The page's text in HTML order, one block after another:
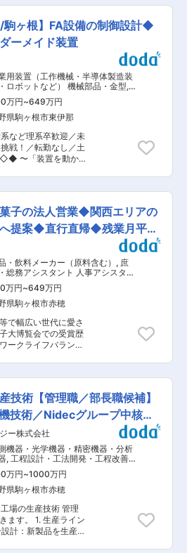
当社について理解い
長（50代）による
得いただきます。製
立ちいただきま
部候補職です。 ご自
核（幹部候補）を担
社しました」 B「自
と感じたため、入社
ら未経験で挑戦のた
対して、より良い品
く思っております。
待ちしております。
務
める業務】 ■職
多くの職人さんをま
・品質管理・原価管
実際に形作ります。
案件メインのため、
いません。残業時間
残業デーに加え昨今
残業時間削減に向け
発表されており、
■人材： 会
とりひとりの成長、
じめ、充実の研修・
に資格を取得する方
。 ■会社の特
まちづくり」に注力
案しています。大型
などオーダーメード
建設・製造の2領域
現しています。建設
通信技術）を導入
端末、BIM・CIM を
の連携により、設
連の流れを効率化
す。また、製造現場
い環境・エネルギー
世代を担う若手人材
、社員全員で常に時
範囲：会
ヶ根】FA設備の制御設計◆
ーメイド装置
用装置（工作機械・半導体製造装
ロボットなど） 機械部品・金型,
機械・産業機械・半導体製造装
産業用ロボット 工作機械・産業機
半導体製造装置・産業用ロボット
万円~649万円
県駒ヶ根市東伊那
など理系卒歓迎／未
戦！／転勤なし／土
動か
気・制御設計を担当
するオーダーメイド
ケーションの設計 ・
検証 ・不具合解析、
だけでな
まで関われるため、
動く」やりがいを実
械構造を学び、その
機調整などをOJT形
成長できる環境で
ーン支援（社宅補助
◎日本の製造業を支え
りが好
かしたい」 そんな想
菓子の法人営業◆関西エリアの
提案◆直行直帰◆残業月平均
・飲料メーカー（原料含む） , 庶
総務アシスタント 人事アシスタン
万円~649万円
県駒ヶ根市赤穂
で幅広い世代に愛さ
大博覧会での受賞歴
ークライフバランス
社。 今回は、さらな
リアを任せられる
集します。 ■具体
手流通チェーン等へ
ていただきます。 ◇
がメイン（一部新規
んがメイン ◇アポ
、6名の全国の各エ
顧客エリア：関西
駐車場費用は会社負
県）への出張があ
に簡単なオリエンテ
後はほぼOJTで先輩
きます。 どの部署で
せん。資格取得や技
技術【管理職／部長職候補】
技術／Nidecグループ中核企
ー株式会社
機器・光学機器・精密機器・分析
, 工程設計・工法開発・工程改善・
機械・金属加工） 工程設計・工法
・工程改善・IE（組立・アッセン
）
万円~1000万円
県駒ヶ根市赤穂
場の生産技術 管理
産ライン
計：新製品を生産す